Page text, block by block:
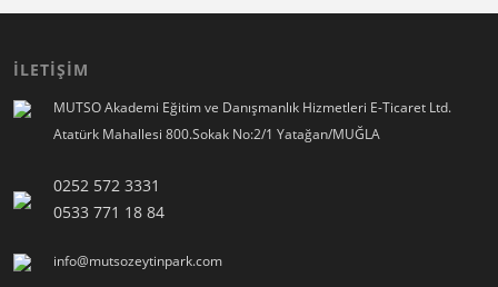
İLETİŞİM
MUTSO Akademi Eğitim ve Danışmanlık Hizmetleri E-Ticaret Ltd.
Atatürk Mahallesi 800.Sokak No:2/1 Yatağan/MUĞLA
0252 572 3331
0533 771 18 84
info@mutsozeytinpark.com